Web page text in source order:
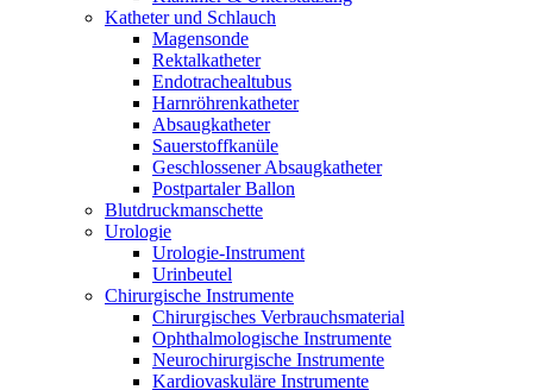
Katheter und Schlauch
Magensonde
Rektalkatheter
Endotrachealtubus
Harnröhrenkatheter
Absaugkatheter
Sauerstoffkanüle
Geschlossener Absaugkatheter
Postpartaler Ballon
Blutdruckmanschette
Urologie
Urologie-Instrument
Urinbeutel
Chirurgische Instrumente
Chirurgisches Verbrauchsmaterial
Ophthalmologische Instrumente
Neurochirurgische Instrumente
Kardiovaskuläre Instrumente